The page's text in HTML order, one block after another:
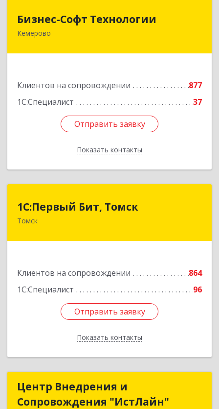
Бизнес-Софт Технологии
Кемерово
Клиентов на сопровождении
877
1С:Специалист
37
Отправить заявку
Показать контакты
Бизнес-Софт Технологии
650992, Кемеровская область - Кузбасс обл,
Отправить заявку
Назад
1С:Первый Бит, Томск
Томск
Клиентов на сопровождении
864
1С:Специалист
96
Отправить заявку
Показать контакты
634041, Томская обл, Томск г, Кирова пр-кт,
Отправить заявку
Назад
Центр Внедрения и
Сопровождения "ИстЛайн"
Центр Внедрения и
Сопровождения "ИстЛайн"